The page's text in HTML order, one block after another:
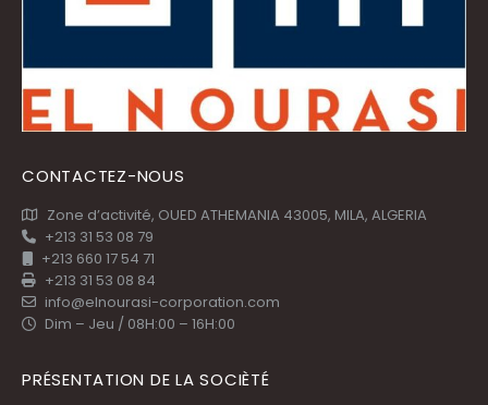
CONTACTEZ-NOUS
Zone d’activité, OUED ATHEMANIA 43005, MILA, ALGERIA
+213 31 53 08 79
+213 660 17 54 71
+213 31 53 08 84
info@elnourasi-corporation.com
Dim – Jeu / 08H:00 – 16H:00
PRÉSENTATION DE LA SOCIÈTÉ